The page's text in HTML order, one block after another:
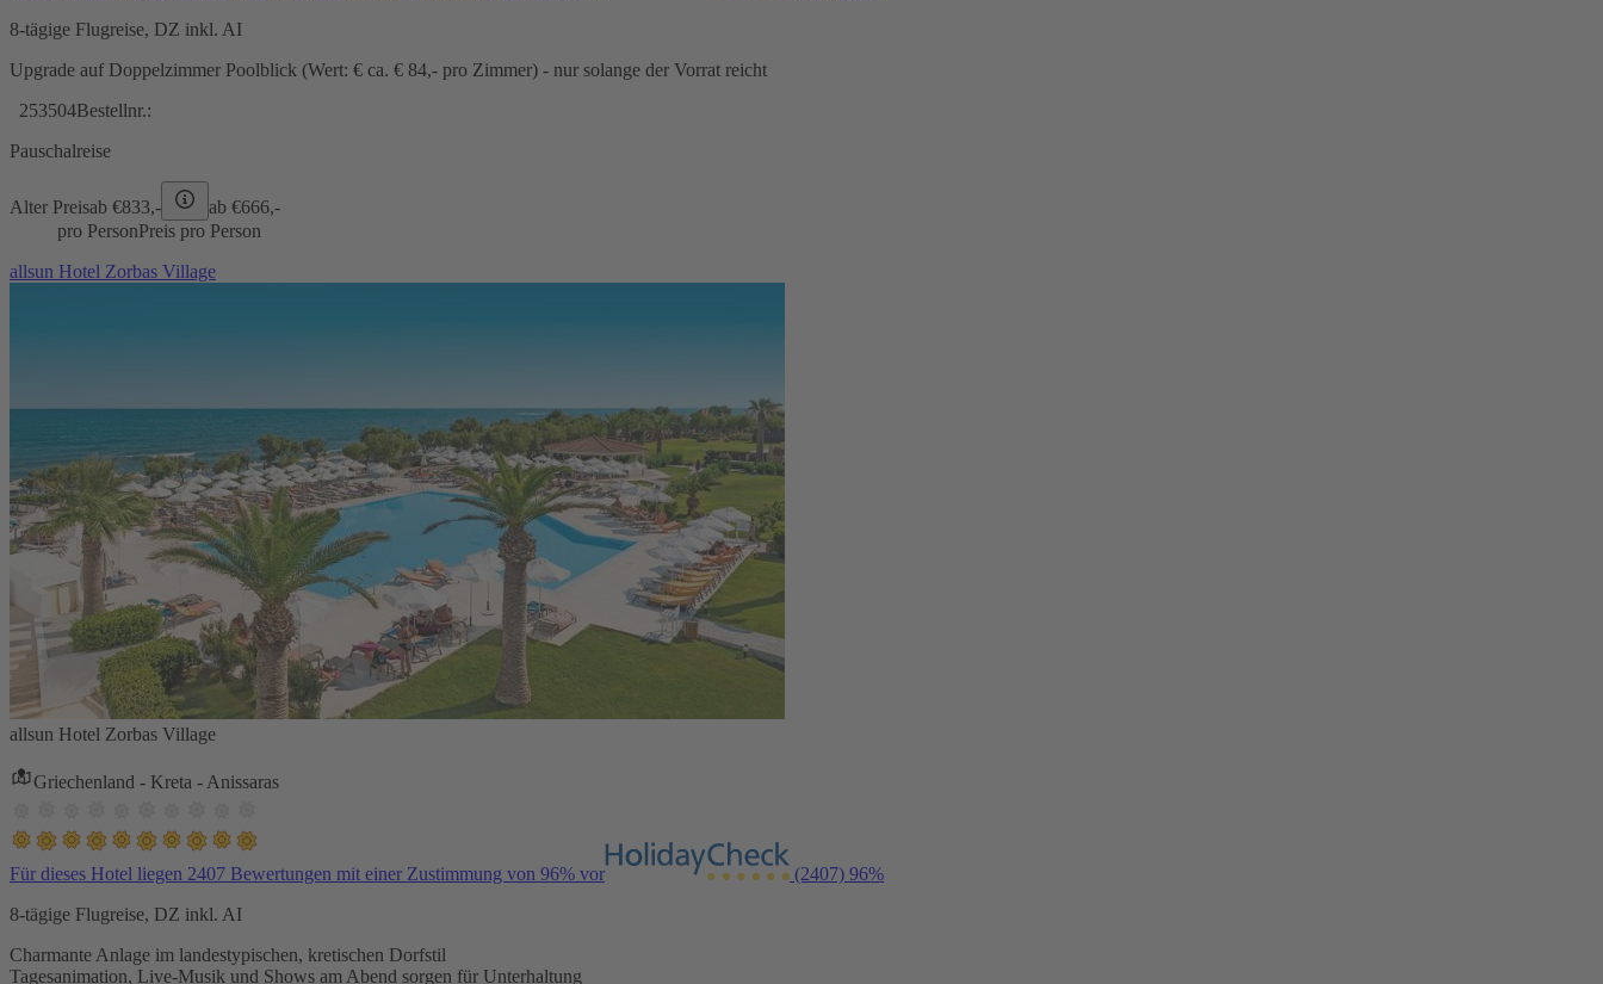
8-tägige Flugreise, DZ inkl. AI
Upgrade auf Doppelzimmer Poolblick (Wert: € ca. € 84,- pro Zimmer) - nur solange der Vorrat reicht
253504Bestellnr.:
Pauschalreise
Alter Preisab €833,- ab €666,-
pro PersonPreis pro Person
allsun Hotel Zorbas Village
allsun Hotel Zorbas Village
Griechenland - Kreta - Anissaras
Für dieses Hotel liegen 2407 Bewertungen mit einer Zustimmung von 96% vor (2407) 96%
8-tägige Flugreise, DZ inkl. AI
Charmante Anlage im landestypischen, kretischen Dorfstil
Tagesanimation, Live-Musik und Shows am Abend sorgen für Unterhaltung